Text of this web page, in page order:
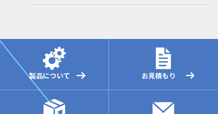
製品について お見積もり